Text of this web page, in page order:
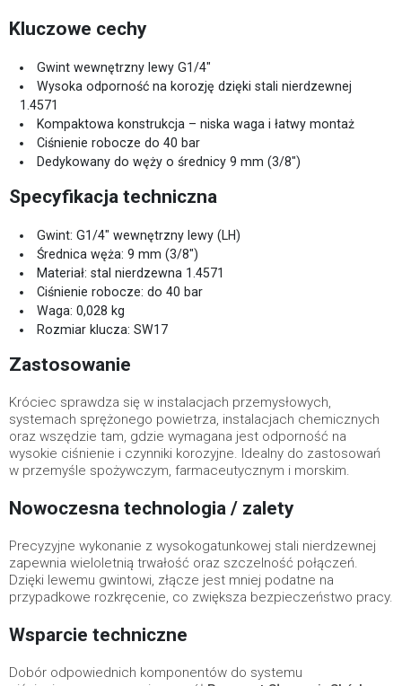
Kluczowe cechy
Gwint wewnętrzny lewy G1/4"
Wysoka odporność na korozję dzięki stali nierdzewnej
1.4571
Kompaktowa konstrukcja – niska waga i łatwy montaż
Ciśnienie robocze do 40 bar
Dedykowany do węży o średnicy 9 mm (3/8")
Specyfikacja techniczna
Gwint: G1/4" wewnętrzny lewy (LH)
Średnica węża: 9 mm (3/8")
Materiał: stal nierdzewna 1.4571
Ciśnienie robocze: do 40 bar
Waga: 0,028 kg
Rozmiar klucza: SW17
Zastosowanie
Króciec sprawdza się w instalacjach przemysłowych,
systemach sprężonego powietrza, instalacjach chemicznych
oraz wszędzie tam, gdzie wymagana jest odporność na
wysokie ciśnienie i czynniki korozyjne. Idealny do zastosowań
w przemyśle spożywczym, farmaceutycznym i morskim.
Nowoczesna technologia / zalety
Precyzyjne wykonanie z wysokogatunkowej stali nierdzewnej
zapewnia wieloletnią trwałość oraz szczelność połączeń.
Dzięki lewemu gwintowi, złącze jest mniej podatne na
przypadkowe rozkręcenie, co zwiększa bezpieczeństwo pracy.
Wsparcie techniczne
Dobór odpowiednich komponentów do systemu